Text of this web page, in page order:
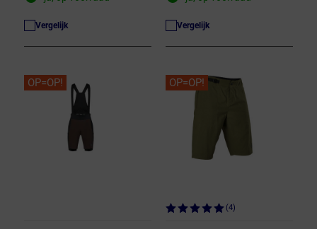
Vergelijk Vergelijk
OP=OP! OP=OP!
(4)